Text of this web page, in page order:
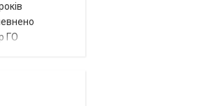
ГО